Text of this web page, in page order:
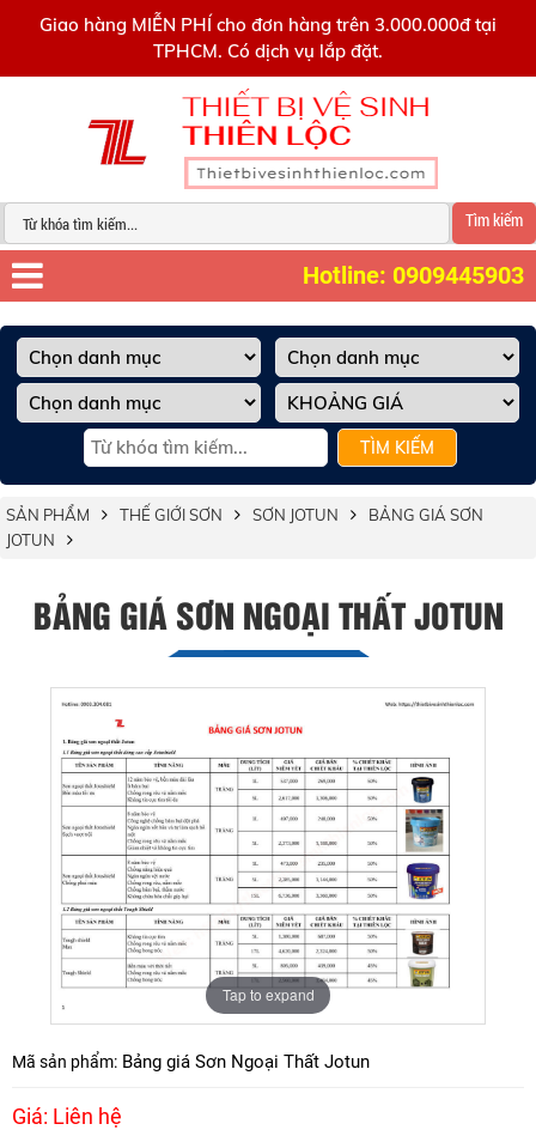
Giao hàng MIỄN PHÍ cho đơn hàng trên 3.000.000đ tại
TPHCM. Có dịch vụ lắp đặt.
Tìm kiếm
Hotline: 0909445903
TÌM KIẾM
SẢN PHẨM THẾ GIỚI SƠN SƠN JOTUN
BẢNG GIÁ SƠN
JOTUN
BẢNG GIÁ SƠN NGOẠI THẤT JOTUN
Tap to expand
Mã sản phẩm: Bảng giá Sơn Ngoại Thất Jotun
Giá: Liên hệ
0909445903